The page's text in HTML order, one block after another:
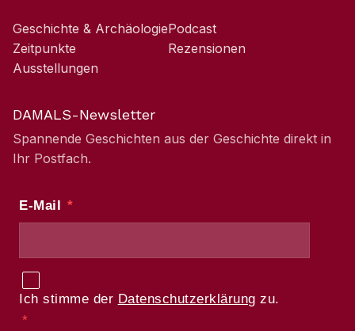
Geschichte & Archäologie
Zeitpunkte
Ausstellungen
Podcast
Rezensionen
DAMALS-Newsletter
Spannende Geschichten aus der Geschichte direkt in
Ihr Postfach.